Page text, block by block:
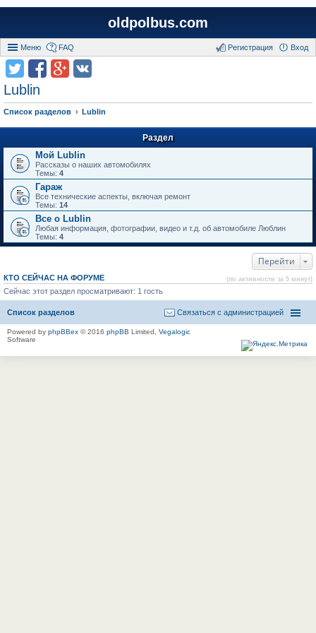
oldpolbus.com
Меню FAQ Вход
Регистрация
Lublin
Список разделов Lublin
Раздел
Мой Lublin
Рассказы о наших автомобилях
Темы: 4
Гараж
Все технические аспекты, включая ремонт
Темы: 14
Все о Lublin
Любая информация, фотографии, видео и т.д. об автомобиле Люблин
Темы: 4
Перейти
КТО СЕЙЧАС НА ФОРУМЕ (по активности за 5 минут)
Сейчас этот раздел просматривают: 1 гость
Список разделов Связаться с администрацией
Powered by phpBBex © 2016 phpBB Limited, Vegalogic
Software